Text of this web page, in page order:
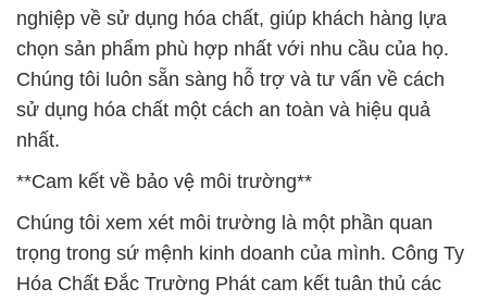
nghiệp về sử dụng hóa chất, giúp khách hàng lựa
chọn sản phẩm phù hợp nhất với nhu cầu của họ.
Chúng tôi luôn sẵn sàng hỗ trợ và tư vấn về cách
sử dụng hóa chất một cách an toàn và hiệu quả
nhất.
**Cam kết về bảo vệ môi trường**
Chúng tôi xem xét môi trường là một phần quan
trọng trong sứ mệnh kinh doanh của mình. Công Ty
Hóa Chất Đắc Trường Phát cam kết tuân thủ các